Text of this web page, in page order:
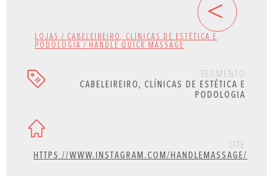
LOJAS / CABELEIREIRO, CLÍNICAS DE ESTÉTICA E
PODOLOGIA / HANDLE QUICK MASSAGE
<
SEGMENTO
CABELEIREIRO, CLÍNICAS DE ESTÉTICA E
PODOLOGIA
SITE
HTTPS://WWW.INSTAGRAM.COM/HANDLEMASSAGE/